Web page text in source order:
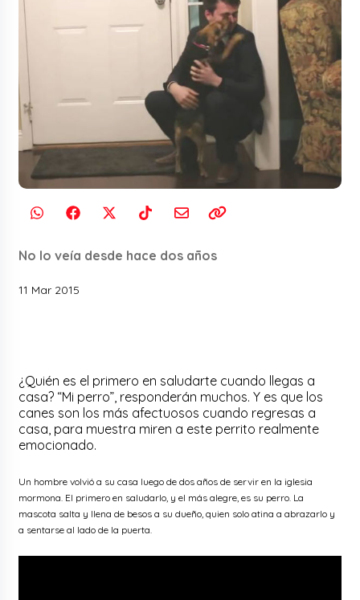
No lo veía desde hace dos años
11 Mar 2015
¿Quién es el primero en saludarte cuando llegas a
casa? “Mi perro”, responderán muchos. Y es que los
canes son los más afectuosos cuando regresas a
casa, para muestra miren a este perrito realmente
emocionado.
Un hombre volvió a su casa luego de dos años de servir en la iglesia
mormona. El primero en saludarlo, y el más alegre, es su perro. La
mascota salta y llena de besos a su dueño, quien solo atina a abrazarlo y
a sentarse al lado de la puerta.